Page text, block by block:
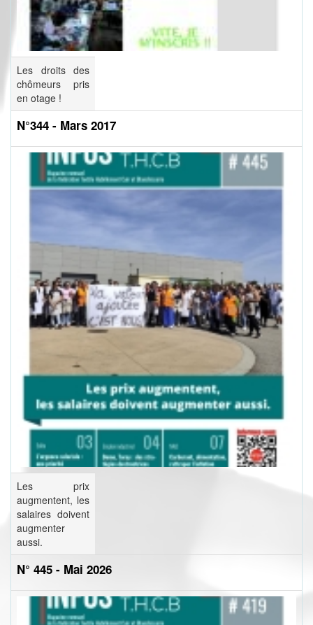
Les droits des
chômeurs pris
en otage !
N°344 - Mars 2017
Les prix
augmentent, les
salaires doivent
augmenter
aussi.
N° 445 - Mai 2026